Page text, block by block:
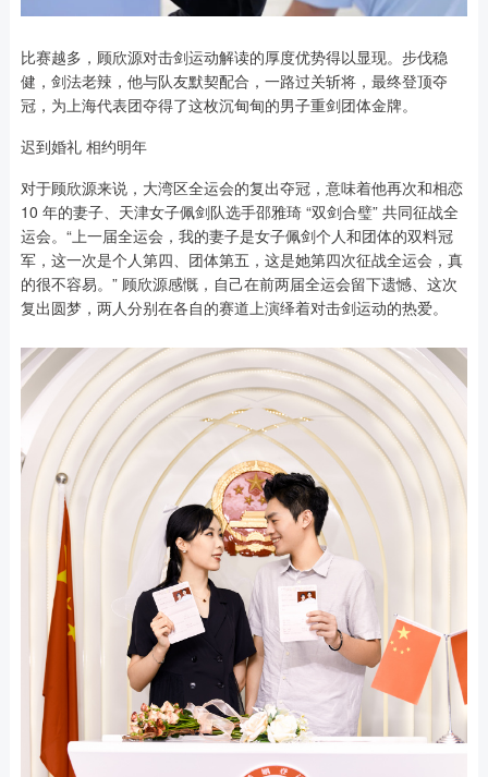
比赛越多，顾欣源对击剑运动解读的厚度优势得以显现。步伐稳
健，剑法老辣，他与队友默契配合，一路过关斩将，最终登顶夺
冠，为上海代表团夺得了这枚沉甸甸的男子重剑团体金牌。
迟到婚礼 相约明年
对于顾欣源来说，大湾区全运会的复出夺冠，意味着他再次和相恋
10 年的妻子、天津女子佩剑队选手邵雅琦 “双剑合璧” 共同征战全
运会。“上一届全运会，我的妻子是女子佩剑个人和团体的双料冠
军，这一次是个人第四、团体第五，这是她第四次征战全运会，真
的很不容易。” 顾欣源感慨，自己在前两届全运会留下遗憾、这次
复出圆梦，两人分别在各自的赛道上演绎着对击剑运动的热爱。